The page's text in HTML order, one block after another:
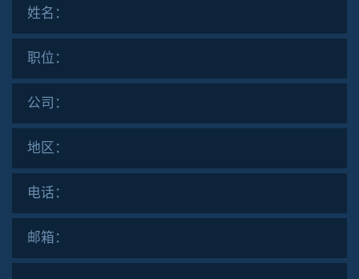
姓名：
职位：
公司：
地区：
电话：
邮箱：